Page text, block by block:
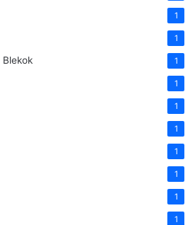
1
1
Blekok 1
1
1
1
1
1
1
1